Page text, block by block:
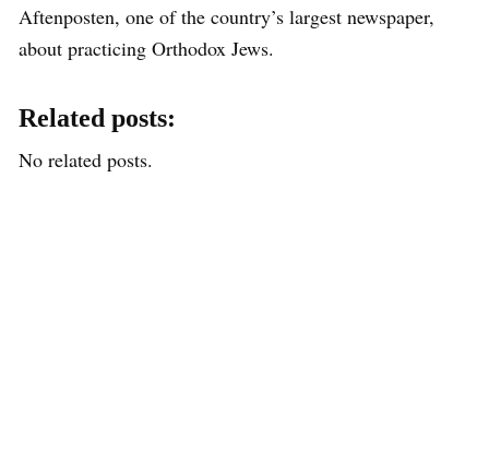
Aftenposten, one of the country’s largest newspaper,
about practicing Orthodox Jews.
Related posts:
No related posts.